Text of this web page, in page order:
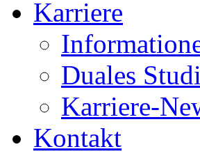
Karriere
Duales
Karriere-
Kontakt